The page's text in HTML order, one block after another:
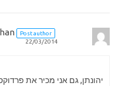
Post author
22/03/2014
יהונתן, גם אני מכיר את